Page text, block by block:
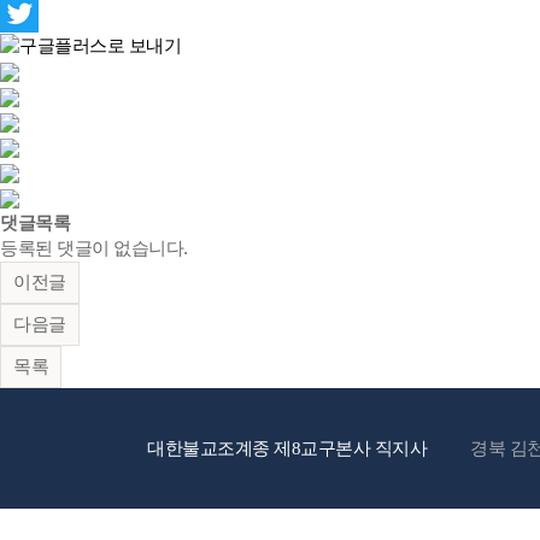
댓글목록
등록된 댓글이 없습니다.
이전글
다음글
목록
대한불교조계종 제8교구본사 직지사 경북 김